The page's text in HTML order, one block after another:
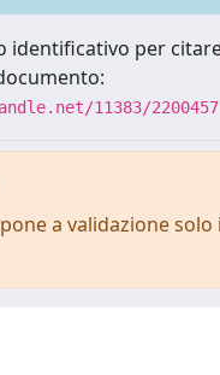
identificativo per
11383/2200457
a validazione solo